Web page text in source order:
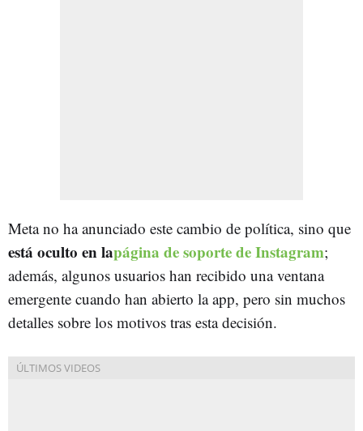
Meta no ha anunciado este cambio de política, sino que
está oculto en lapágina de soporte de Instagram;
además, algunos usuarios han recibido una ventana
emergente cuando han abierto la app, pero sin muchos
detalles sobre los motivos tras esta decisión.